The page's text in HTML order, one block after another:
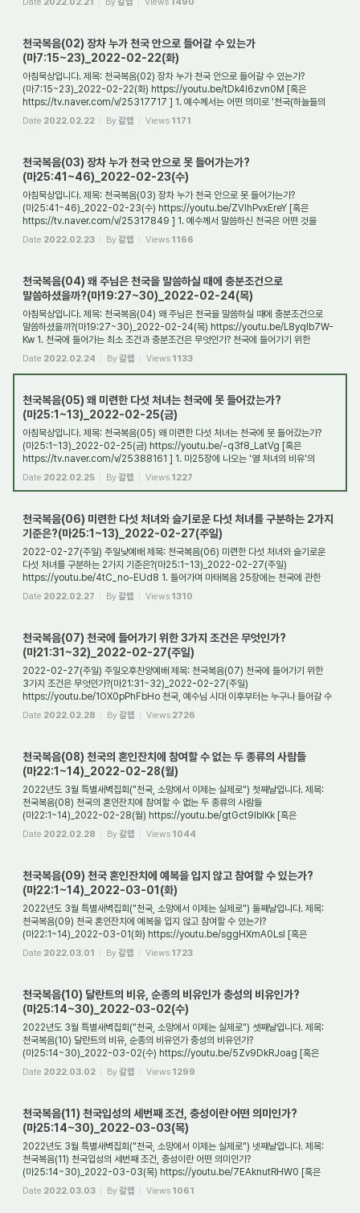
천국복음(02) 장차 누가 천국 안으로 들어갈 수 있는가
(마7:15~23)_2022-02-22(화)
아침묵상입니다. 제목: 천국복음(02) 장차 누가 천국 안으로 들어갈 수 있는가?
(마7:15~23)_2022-02-22(화) https://youtu.be/tDk4l6zvn0M [혹은
https://tv.naver.com/v/25317717 ] 1. 예수께서는 어떤 의미로 '천국(하늘들의
왕국)'을 말씀하셨는가? 예수께...
Date 2022.02.22 By갈렙 Views 1171
천국복음(03) 장차 누가 천국 안으로 못 들어가는가?
(마25:41~46)_2022-02-23(수)
아침묵상입니다. 제목: 천국복음(03) 장차 누가 천국 안으로 못 들어가는가?
(마25:41~46)_2022-02-23(수) https://youtu.be/ZVlhPvxEreY [혹은
https://tv.naver.com/v/25317849 ] 1. 예수께서 말씀하신 천국은 어떤 것을
가리키며, 누가 그곳에 들어갈 수 있...
Date 2022.02.23 By갈렙 Views 1166
천국복음(04) 왜 주님은 천국을 말씀하실 때에 충분조건으로
말씀하셨을까?(마19:27~30)_2022-02-24(목)
아침묵상입니다. 제목: 천국복음(04) 왜 주님은 천국을 말씀하실 때에 충분조건으로
말씀하셨을까?(마19:27~30)_2022-02-24(목) https://youtu.be/L8yqlb7W-
Kw 1. 천국에 들어가는 최소 조건과 충분조건은 무엇인가? 천국에 들어가기 위한
최소한의 조건은 무...
Date 2022.02.24 By갈렙 Views 1133
천국복음(05) 왜 미련한 다섯 처녀는 천국에 못 들어갔는가?
(마25:1~13)_2022-02-25(금)
아침묵상입니다. 제목: 천국복음(05) 왜 미련한 다섯 처녀는 천국에 못 들어갔는가?
(마25:1~13)_2022-02-25(금) https://youtu.be/-q3f8_LatVg [혹은
https://tv.naver.com/v/25388161 ] 1. 마25장에 나오는 '열 처녀의 비유'의
주제는 무엇인가? 마태복음 25...
Date 2022.02.25 By갈렙 Views 1227
천국복음(06) 미련한 다섯 처녀와 슬기로운 다섯 처녀를 구분하는 2가지
기준은?(마25:1~13)_2022-02-27(주일)
2022-02-27(주일) 주일낮예배 제목: 천국복음(06) 미련한 다섯 처녀와 슬기로운
다섯 처녀를 구분하는 2가지 기준은?(마25:1~13)_2022-02-27(주일)
https://youtu.be/4tC_no-EUd8 1. 들어가며 마태복음 25장에는 천국에 관한
3가지 비유가 등장한다. 그것들 중...
Date 2022.02.27 By갈렙 Views 1310
천국복음(07) 천국에 들어가기 위한 3가지 조건은 무엇인가?
(마21:31~32)_2022-02-27(주일)
2022-02-27(주일) 주일오후찬양예배 제목: 천국복음(07) 천국에 들어가기 위한
3가지 조건은 무엇인가?(마21:31~32)_2022-02-27(주일)
https://youtu.be/1OX0pPhFbHo 천국, 예수님 시대 이후부터는 누구나 들어갈 수
있도록 허락된 장소가 되었다. 그러나 아무...
Date 2022.02.28 By갈렙 Views 2726
천국복음(08) 천국의 혼인잔치에 참여할 수 없는 두 종류의 사람들
(마22:1~14)_2022-02-28(월)
2022년도 3월 특별새벽집회("천국, 소망에서 이제는 실제로") 첫째날입니다. 제목:
천국복음(08) 천국의 혼인잔치에 참여할 수 없는 두 종류의 사람들
(마22:1~14)_2022-02-28(월) https://youtu.be/gtGct9IbIKk [혹은
https://tv.naver.com/v/25405830 ] 1. 천...
Date 2022.02.28 By갈렙 Views 1044
천국복음(09) 천국 혼인잔치에 예복을 입지 않고 참여할 수 있는가?
(마22:1~14)_2022-03-01(화)
2022년도 3월 특별새벽집회("천국, 소망에서 이제는 실제로") 둘째날입니다. 제목:
천국복음(09) 천국 혼인잔치에 예복을 입지 않고 참여할 수 있는가?
(마22:1~14)_2022-03-01(화) https://youtu.be/sggHXmA0LsI [혹은
https://tv.naver.com/v/25406033 ] 1. ...
Date 2022.03.01 By갈렙 Views 1723
천국복음(10) 달란트의 비유, 순종의 비유인가 충성의 비유인가?
(마25:14~30)_2022-03-02(수)
2022년도 3월 특별새벽집회("천국, 소망에서 이제는 실제로") 셋째날입니다. 제목:
천국복음(10) 달란트의 비유, 순종의 비유인가 충성의 비유인가?
(마25:14~30)_2022-03-02(수) https://youtu.be/5Zv9DkRJoag [혹은
https://tv.naver.com/v/25469494 ] 1. 달...
Date 2022.03.02 By갈렙 Views 1299
천국복음(11) 천국입성의 세번째 조건, 충성이란 어떤 의미인가?
(마25:14~30)_2022-03-03(목)
2022년도 3월 특별새벽집회("천국, 소망에서 이제는 실제로") 넷째날입니다. 제목:
천국복음(11) 천국입성의 세번째 조건, 충성이란 어떤 의미인가?
(마25:14~30)_2022-03-03(목) https://youtu.be/7EAknutRHW0 [혹은
https://tv.naver.com/v/25469989 ] 1. 천...
Date 2022.03.03 By갈렙 Views 1061